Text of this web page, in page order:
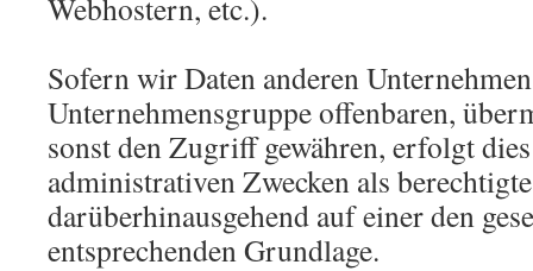
Webhostern, etc.).
Sofern wir Daten anderen
Unternehmensgruppe offenbaren,
sonst den Zugriff gewähren, erfolgt
administrativen Zwecken als
darüberhinausgehend auf einer den
entsprechenden Grundlage.